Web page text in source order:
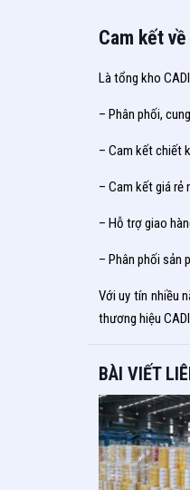
Cam kết
Là tổng kho
– Phân phối,
– Cam kết chiết
– Cam kết giá rẻ
– Hỗ trợ giao
– Phân phối sản
Với uy tín nhiều
thương hiệu
BÀI VIẾT